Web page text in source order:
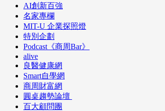
AI創新百強
名家專欄
MIT-U 企業探照燈
特別企劃
Podcast《商周Bar》
alive
良醫健康網
Smart自學網
商周財富網
圓桌趨勢論壇
百大顧問團